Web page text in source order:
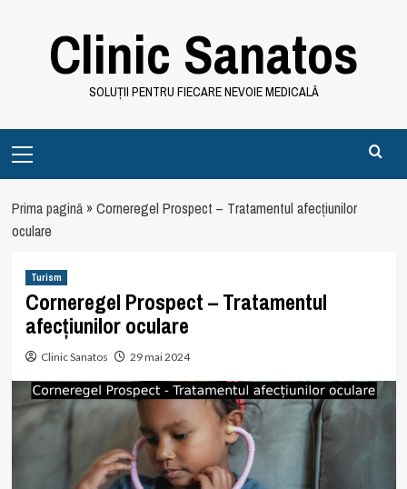
Clinic Sanatos
SOLUȚII PENTRU FIECARE NEVOIE MEDICALĂ
Menu
Prima pagină»Corneregel Prospect – Tratamentul afecțiunilor
oculare
Turism
Corneregel Prospect – Tratamentul
afecțiunilor oculare
Clinic Sanatos 29 mai 2024